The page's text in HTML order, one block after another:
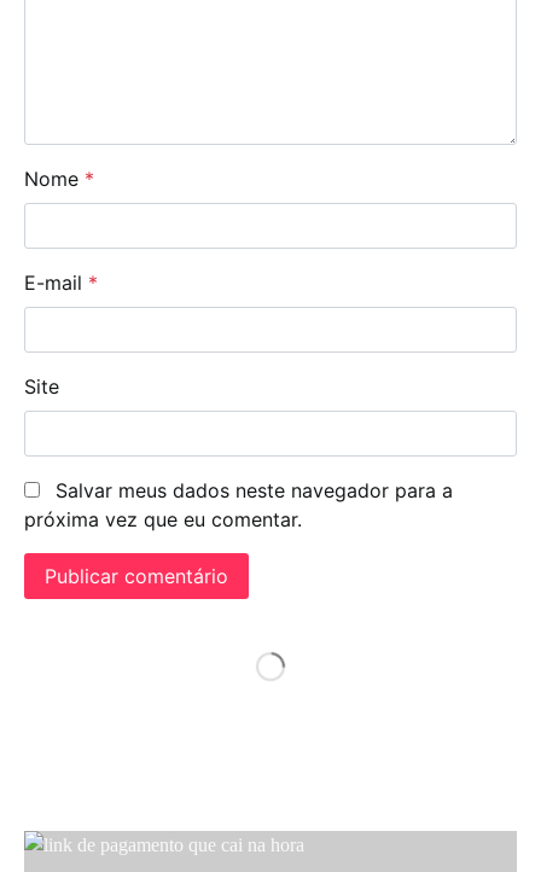
Nome *
E-mail *
Site
Salvar meus dados neste navegador para a
próxima vez que eu comentar.